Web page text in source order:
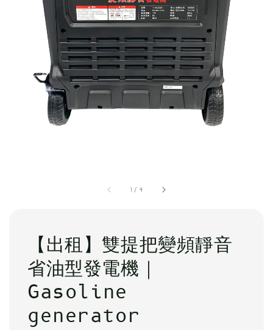
1 / 4
【出租】雙提把變頻靜音
省油型發電機｜
Gasoline
generator